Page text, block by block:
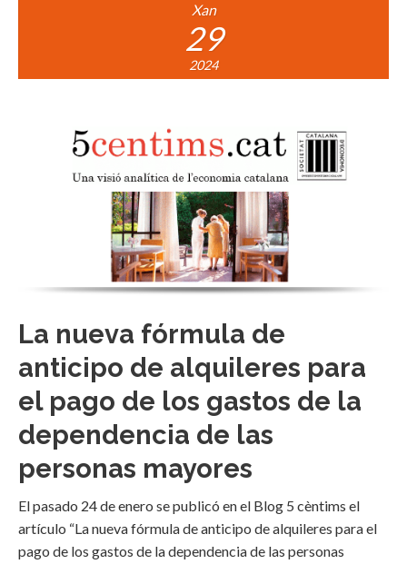
Xan
29
2024
La nueva fórmula de
anticipo de alquileres para
el pago de los gastos de la
dependencia de las
personas mayores
El pasado 24 de enero se publicó en el Blog 5 cèntims el
artículo “La nueva fórmula de anticipo de alquileres para el
pago de los gastos de la dependencia de las personas